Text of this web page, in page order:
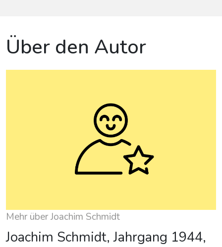
Über den Autor
Mehr über Joachim Schmidt
Joachim Schmidt, Jahrgang 1944,